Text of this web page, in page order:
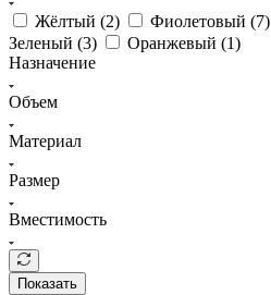
Жёлтый (2) Фиолетовый (7)
Зеленый (3) Оранжевый (1)
Назначение
Объем
Материал
Размер
Вместимость
Показать